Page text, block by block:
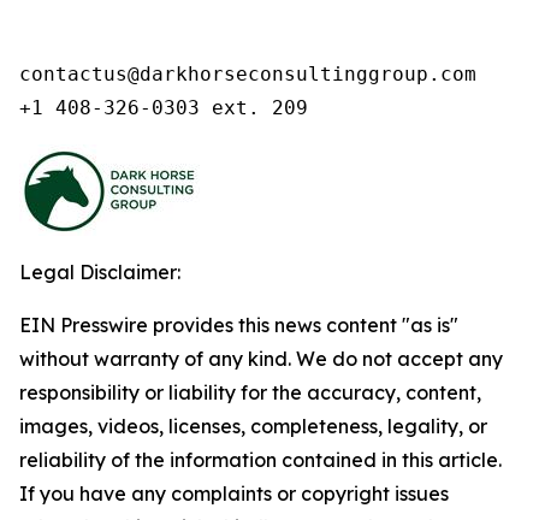
contactus@darkhorseconsultinggroup.com
+1 408-326-0303 ext. 209
Legal Disclaimer:
EIN Presswire provides this news content "as is"
without warranty of any kind. We do not accept any
responsibility or liability for the accuracy, content,
images, videos, licenses, completeness, legality, or
reliability of the information contained in this article.
If you have any complaints or copyright issues